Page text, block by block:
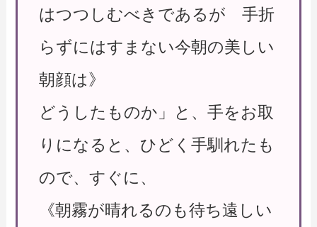
はつつしむべきであるが 手折
らずにはすまない今朝の美しい
朝顔は》
どうしたものか」と、手をお取
りになると、ひどく手馴れたも
ので、すぐに、
《朝霧が晴れるのも待ち遠しい